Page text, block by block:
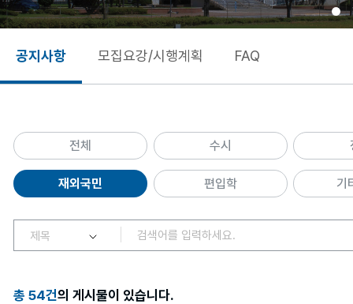
공지사항 모집요강/시행계획 FAQ
전체 수시
재외국민 편입학 기
총 54건의 게시물이 있습니다.